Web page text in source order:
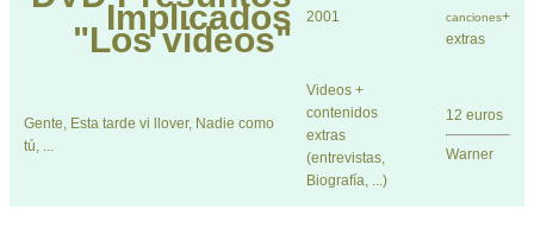
Implicados
"Los videos"
2001 canciones+
extras
Gente, Esta tarde vi llover, Nadie como
tú, ...
Videos +
contenidos
extras
(entrevistas,
Biografía, ...)
12 euros
Warner